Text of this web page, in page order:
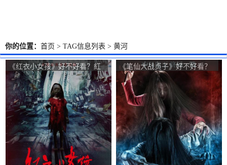
你的位置： 首页 > TAG信息列表 > 黄河
《红衣小女孩》好不好看？紅
衣小女孩观众点评及剧本
《笔仙大战贞子》好不好看？
Bunshinsaba VS Satako观众
点评及剧本